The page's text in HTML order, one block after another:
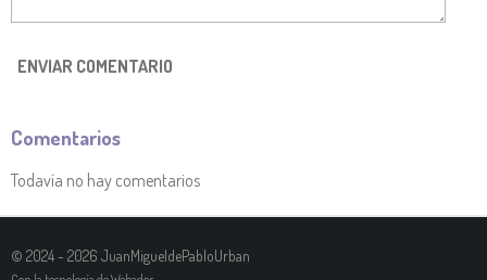
ENVIAR COMENTARIO
Comentarios
Todavía no hay comentarios
© 2024 - 2026 JuanMigueldePabloUrban